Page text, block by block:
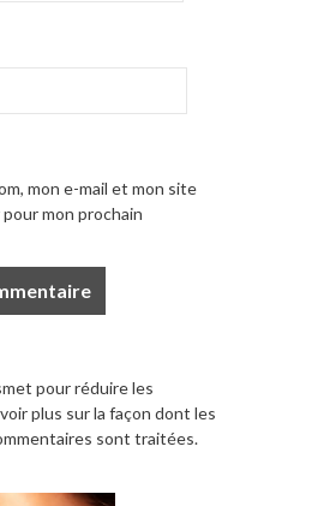
mon e-mail et mon site
mon prochain
pour réduire les
plus sur la façon dont les
sont traitées.